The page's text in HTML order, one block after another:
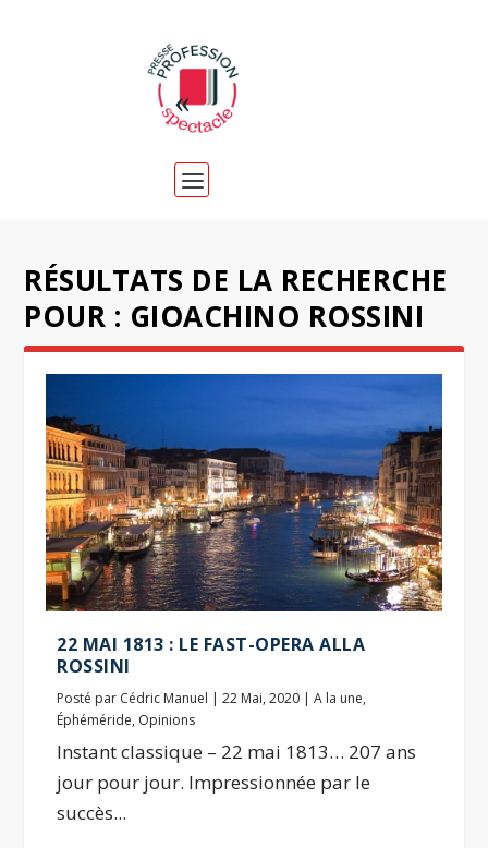
RÉSULTATS DE LA RECHERCHE
POUR : GIOACHINO ROSSINI
22 MAI 1813 : LE FAST-OPERA ALLA
ROSSINI
Posté par Cédric Manuel |22 Mai, 2020 |A la une,
Éphéméride, Opinions
Instant classique – 22 mai 1813… 207 ans
jour pour jour. Impressionnée par le
succès...